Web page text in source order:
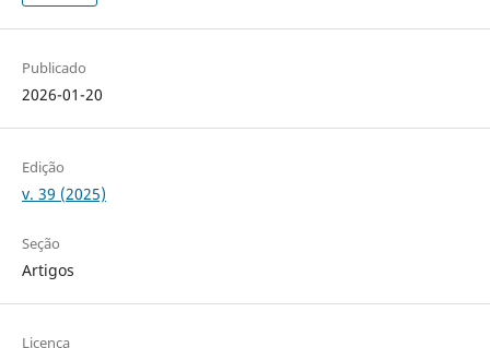
Publicado
2026-01-20
Edição
v. 39 (2025)
Seção
Artigos
Licença